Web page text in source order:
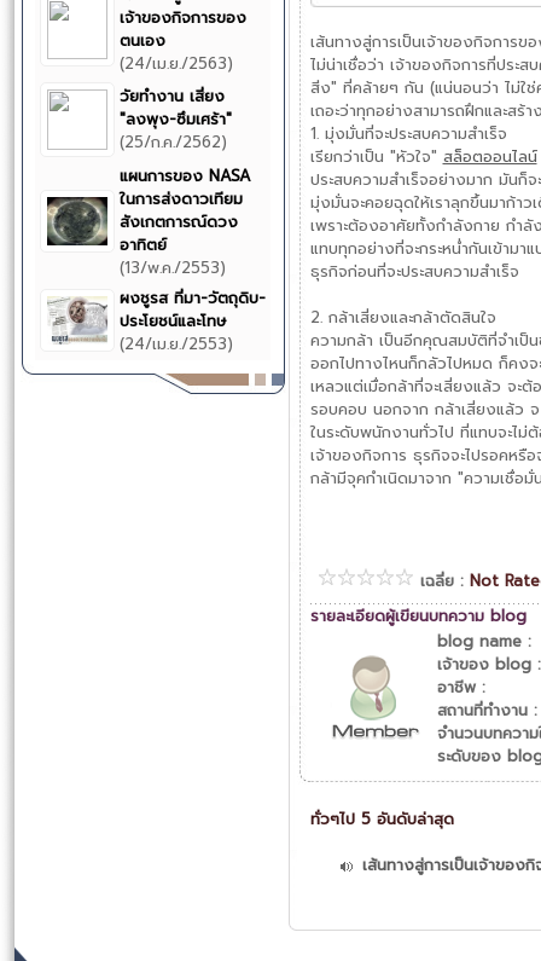
เจ้าของกิจการของ
ตนเอง
(24/เม.ย./2563)
วัยทำงาน เสี่ยง
"ลงพุง-ซึมเศร้า"
(25/ก.ค./2562)
แผนการของ NASA
ในการส่งดาวเทียม
สังเกตการณ์ดวง
อาทิตย์
(13/พ.ค./2553)
ผงชูรส ที่มา-วัตถุดิบ-
ประโยชน์และโทษ
(24/เม.ย./2553)
เส้นทางสู่การเป็นเจ้าของกิจการข
ไม่น่าเชื่อว่า เจ้าของกิจการที่ประส
สิ่ง" ที่คล้ายๆ กัน (แน่นอนว่า ไม่ใ
เถอะว่าทุกอย่างสามารถฝึกและสร้า
1. มุ่งมั่นที่จะประสบความสำเร็จ
เรียกว่าเป็น "หัวใจ" สล็อตออนไลน์
ประสบความสำเร็จอย่างมาก มันก็
มุ่งมั่นจะคอยฉุดให้เราลุกขึ้นมาก้า
เพราะต้องอาศัยทั้งกำลังกาย กำ
แทบทุกอย่างที่จะกระหน่ำกันเข้าม
ธุรกิจก่อนที่จะประสบความสำเร็จ
2. กล้าเสี่ยงและกล้าตัดสินใจ
ความกล้า เป็นอีกคุณสมบัติที่จำเป็
ออกไปทางไหนก็กลัวไปหมด ก็คง
เหลวแต่เมื่อกล้าที่จะเสี่ยงแล้ว จะ
รอบคอบ นอกจาก กล้าเสี่ยงแล้ว
ในระดับพนักงานทั่วไป ที่แทบจะไ
เจ้าของกิจการ ธุรกิจจะไปรอคหรื
กล้ามีจุคกำเนิดมาจาก "ความเชื่อ
เฉลี่ย : Not
รายละเอียดผู้เขียนบทความ blog
blog name :
เจ้าของ blog :
อาชีพ :
สถานที่ทำงาน :
จำนวนบทควา
ระดับของ
ทั่วๆไป 5 อันดับล่าสุด
เส้นทางสู่การเป็นเจ้าของ